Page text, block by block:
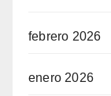
febrero 2026
enero 2026